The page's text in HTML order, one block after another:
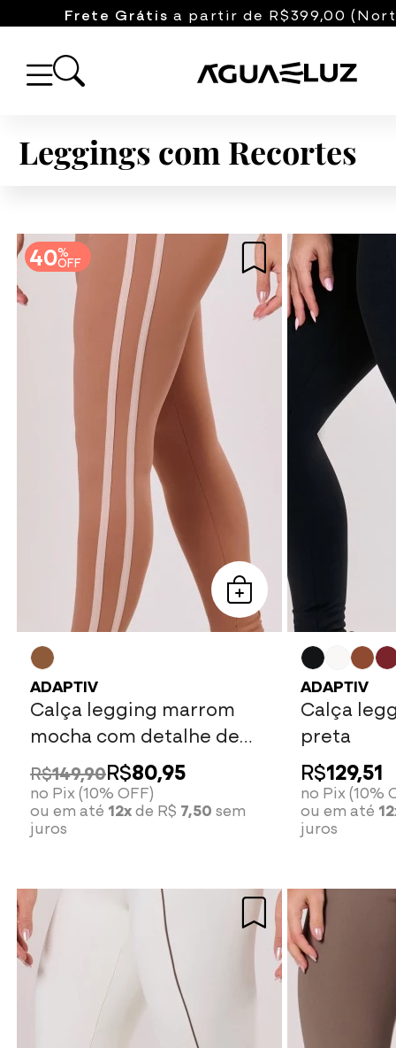
Frete Grátis a partir de R$399,00
Leggings com Recortes
40%
OFF
ADAPTIV
Calça legging marrom
mocha com detalhe de
elástico
R$149,90R$80,95
no Pix (10% OFF)
ou em até 12xde R$ 7,50 sem
juros
ADAPTIV
Calça
preta
R$129,51
no Pix (10%
ou em até
juros